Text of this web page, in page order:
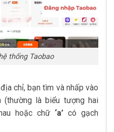
thống Taobao
chỉ, bạn tìm và nhấp vào
(thường là biểu tượng hai
hoặc chữ ‘a’ có gạch